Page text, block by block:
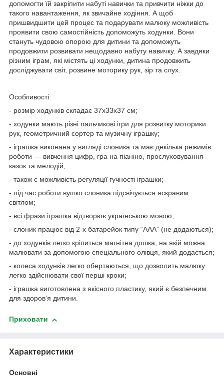
допомогти їй закріпити набуті навички та привчити ніжки до
такого навантаження, як звичайне ходіння. А щоб
пришвидшити цей процес та подарувати малюку можливість
проявити свою самостійність допоможуть ходунки. Вони
стануть чудовою опорою для дитини та допоможуть
продовжити розвивати нещодавно набуту навичку. А завдяки
різним іграм, які містять ці ходунки, дитина продовжить
досліджувати світ, розвине моторику рук, зір та слух.
Особливості:
- розмір ходунків складає 37х33х37 см;
- ходунки мають різні пальчикові ігри для розвитку моторики
рук, геометричний сортер та музичну іграшку;
- іграшка виконана у вигляді слоника та має декілька режимів
роботи — вивчення цифр, гра на піаніно, прослуховування
казок та мелодій;
- також є можливість регуляції гучності іграшки;
- під час роботи вушко слоника підсвічується яскравим
світлом;
- всі фрази іграшка відтворює українською мовою;
- слоник працює від 2-х батарейок типу “ААА” (не додаються);
- до ходунків легко кріпиться магнітна дошка, на якій можна
малювати за допомогою спеціального олівця, який додається;
- колеса ходунків легко обертаються, що дозволить малюку
легко здійснювати свої перші кроки;
- іграшка виготовлена з якісного пластику, який є безпечним
для здоров’я дитини.
Приховати
Характеристики
Основні